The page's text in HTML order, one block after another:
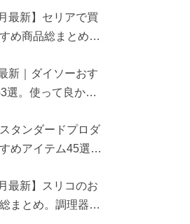
最新】セリアで買
め商品総まとめ。
新｜ダイソーおす
選。使って良かっ
スタンダードプロダ
めアイテム45選。
最新】スリコのお
まとめ。調理器具